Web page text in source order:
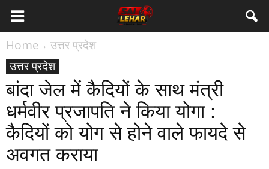
Home
उत्तर प्रदेश
उत्तर प्रदेश
बांदा जेल में कैदियों के साथ मंत्री
धर्मवीर प्रजापति ने किया योगा :
कैदियों को योग से होने वाले फायदे से
अवगत कराया